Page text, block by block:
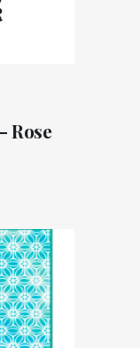
Rose